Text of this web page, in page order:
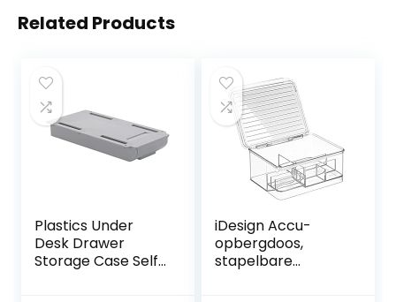
Related Products
Plastics Under
Desk Drawer
Storage Case Self-
iDesign Accu-
opbergdoos,
stapelbare